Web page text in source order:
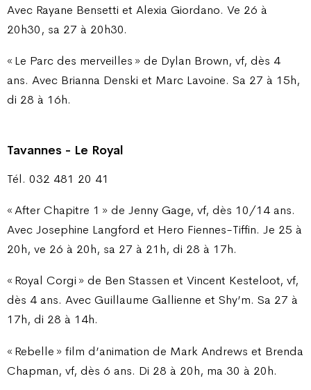
Avec Rayane Bensetti et Alexia Giordano. Ve 26 à
20h30, sa 27 à 20h30.
« Le Parc des merveilles » de Dylan Brown, vf, dès 4
ans. Avec Brianna Denski et Marc Lavoine. Sa 27 à 15h,
di 28 à 16h.
Tavannes - Le Royal
Tél. 032 481 20 41
« After Chapitre 1 » de Jenny Gage, vf, dès 10/14 ans.
Avec Josephine Langford et Hero Fiennes-Tiffin. Je 25 à
20h, ve 26 à 20h, sa 27 à 21h, di 28 à 17h.
« Royal Corgi » de Ben Stassen et Vincent Kesteloot, vf,
dès 4 ans. Avec Guillaume Gallienne et Shy’m. Sa 27 à
17h, di 28 à 14h.
« Rebelle » film d’animation de Mark Andrews et Brenda
Chapman, vf, dès 6 ans. Di 28 à 20h, ma 30 à 20h.